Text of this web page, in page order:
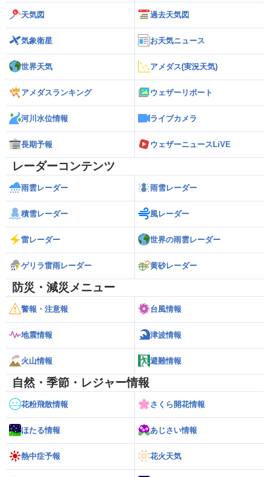
天気図 過去天気図
気象衛星 お天気ニュース
世界天気 アメダス(実況天気)
アメダスランキング ウェザーリポート
河川水位情報 ライブカメラ
長期予報 ウェザーニュースLiVE
レーダーコンテンツ
雨雲レーダー 雨雪レーダー
積雪レーダー 風レーダー
雷レーダー 世界の雨雲レーダー
ゲリラ雷雨レーダー 黄砂レーダー
防災・減災メニュー
警報・注意報 台風情報
地震情報 津波情報
火山情報 避難情報
自然・季節・レジャー情報
花粉飛散情報 さくら開花情報
ほたる情報 あじさい情報
熱中症予報 花火天気